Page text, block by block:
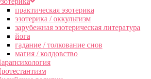
практическая эзотерика
эзотерика / оккультизм
зарубежная эзотерическая литература
йога
гадание / толкование снов
магия / колдовство